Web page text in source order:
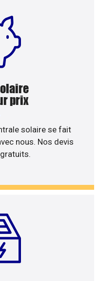
prix
solaire se fait
nous. Nos devis